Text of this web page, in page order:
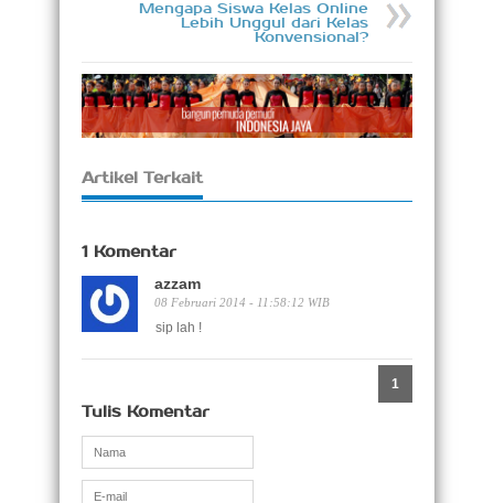
Mengapa Siswa Kelas Online
Lebih Unggul dari Kelas
Konvensional?
Artikel Terkait
1 Komentar
azzam
08 Februari 2014 - 11:58:12 WIB
sip lah !
1
Tulis Komentar